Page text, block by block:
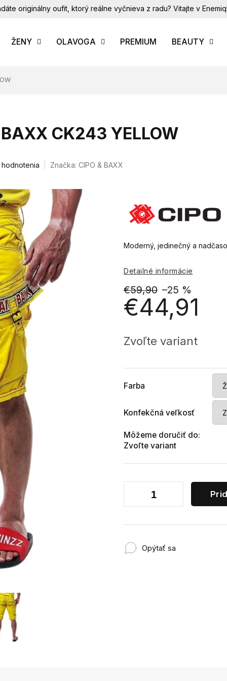
originálny oufit, ktorý reálne vyčnieva z radu? Vitajte v Enemiq!
ŽENY OLAVOGA PREMIUM BEAUTY
CK243 YELLOW
Značka: CIPO & BAXX
€59,90 –25 %
€44,91
cena:
Zvoľte variant
Farba
Konfekčná veľkosť
Môžeme doručiť do:
Zvoľte variant
Moderný, jedinečný a
Detailné informácie
Opýtať sa